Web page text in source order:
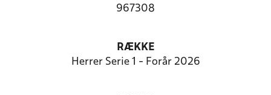
967308
RÆKKE
Herrer Serie 1 - Forår 2026